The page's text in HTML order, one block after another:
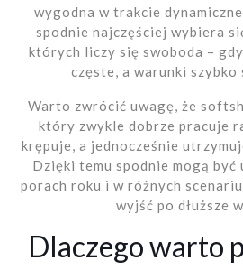
wygodna w trakcie
spodnie najczęściej wybiera
których liczy się swoboda –
częste, a warunki szybko
Warto zwrócić uwagę, że
który zwykle dobrze pracuje
krępuje, a jednocześnie
Dzięki temu spodnie mogą być
porach roku i w różnych
wyjść po dłuższe
Dlaczego warto